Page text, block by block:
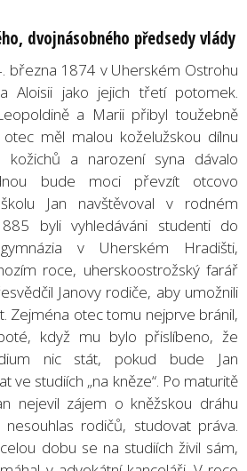
dvojnásobného předsedy vlády
března 1874 v Uherském Ostrohu
Aloisii jako jejich třetí potomek.
a Marii přibyl toužebně
měl malou koželužskou dílnu
kožichů a narození syna dávalo
bude moci převzít otcovo
Jan navštěvoval v rodném
byli vyhledáváni studenti do
v Uherském Hradišti,
roce, uherskoostrožský farář
Janovy rodiče, aby umožnili
Zejména otec tomu nejprve bránil,
když mu bylo přislíbeno, že
nic stát, pokud bude Jan
ve studiích „na kněze“. Po maturitě
nejevil zájem o kněžskou dráhu
rodičů, studovat práva.
dobu se na studiích živil sám,